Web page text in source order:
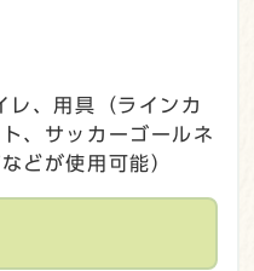
、用具（ラインカ
、サッカーゴールネ
どが使用可能）